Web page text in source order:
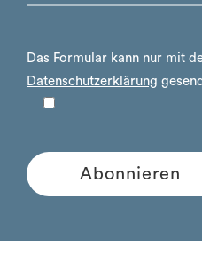
Das Formular kann nur mit
Datenschutzerklärung